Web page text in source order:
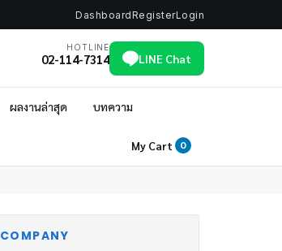
DashboardRegisterLogin
HOTLINE
02-114-7314 LINE Chat
ผลงานล่าสุด บทความ
My Cart 0
COMPANY